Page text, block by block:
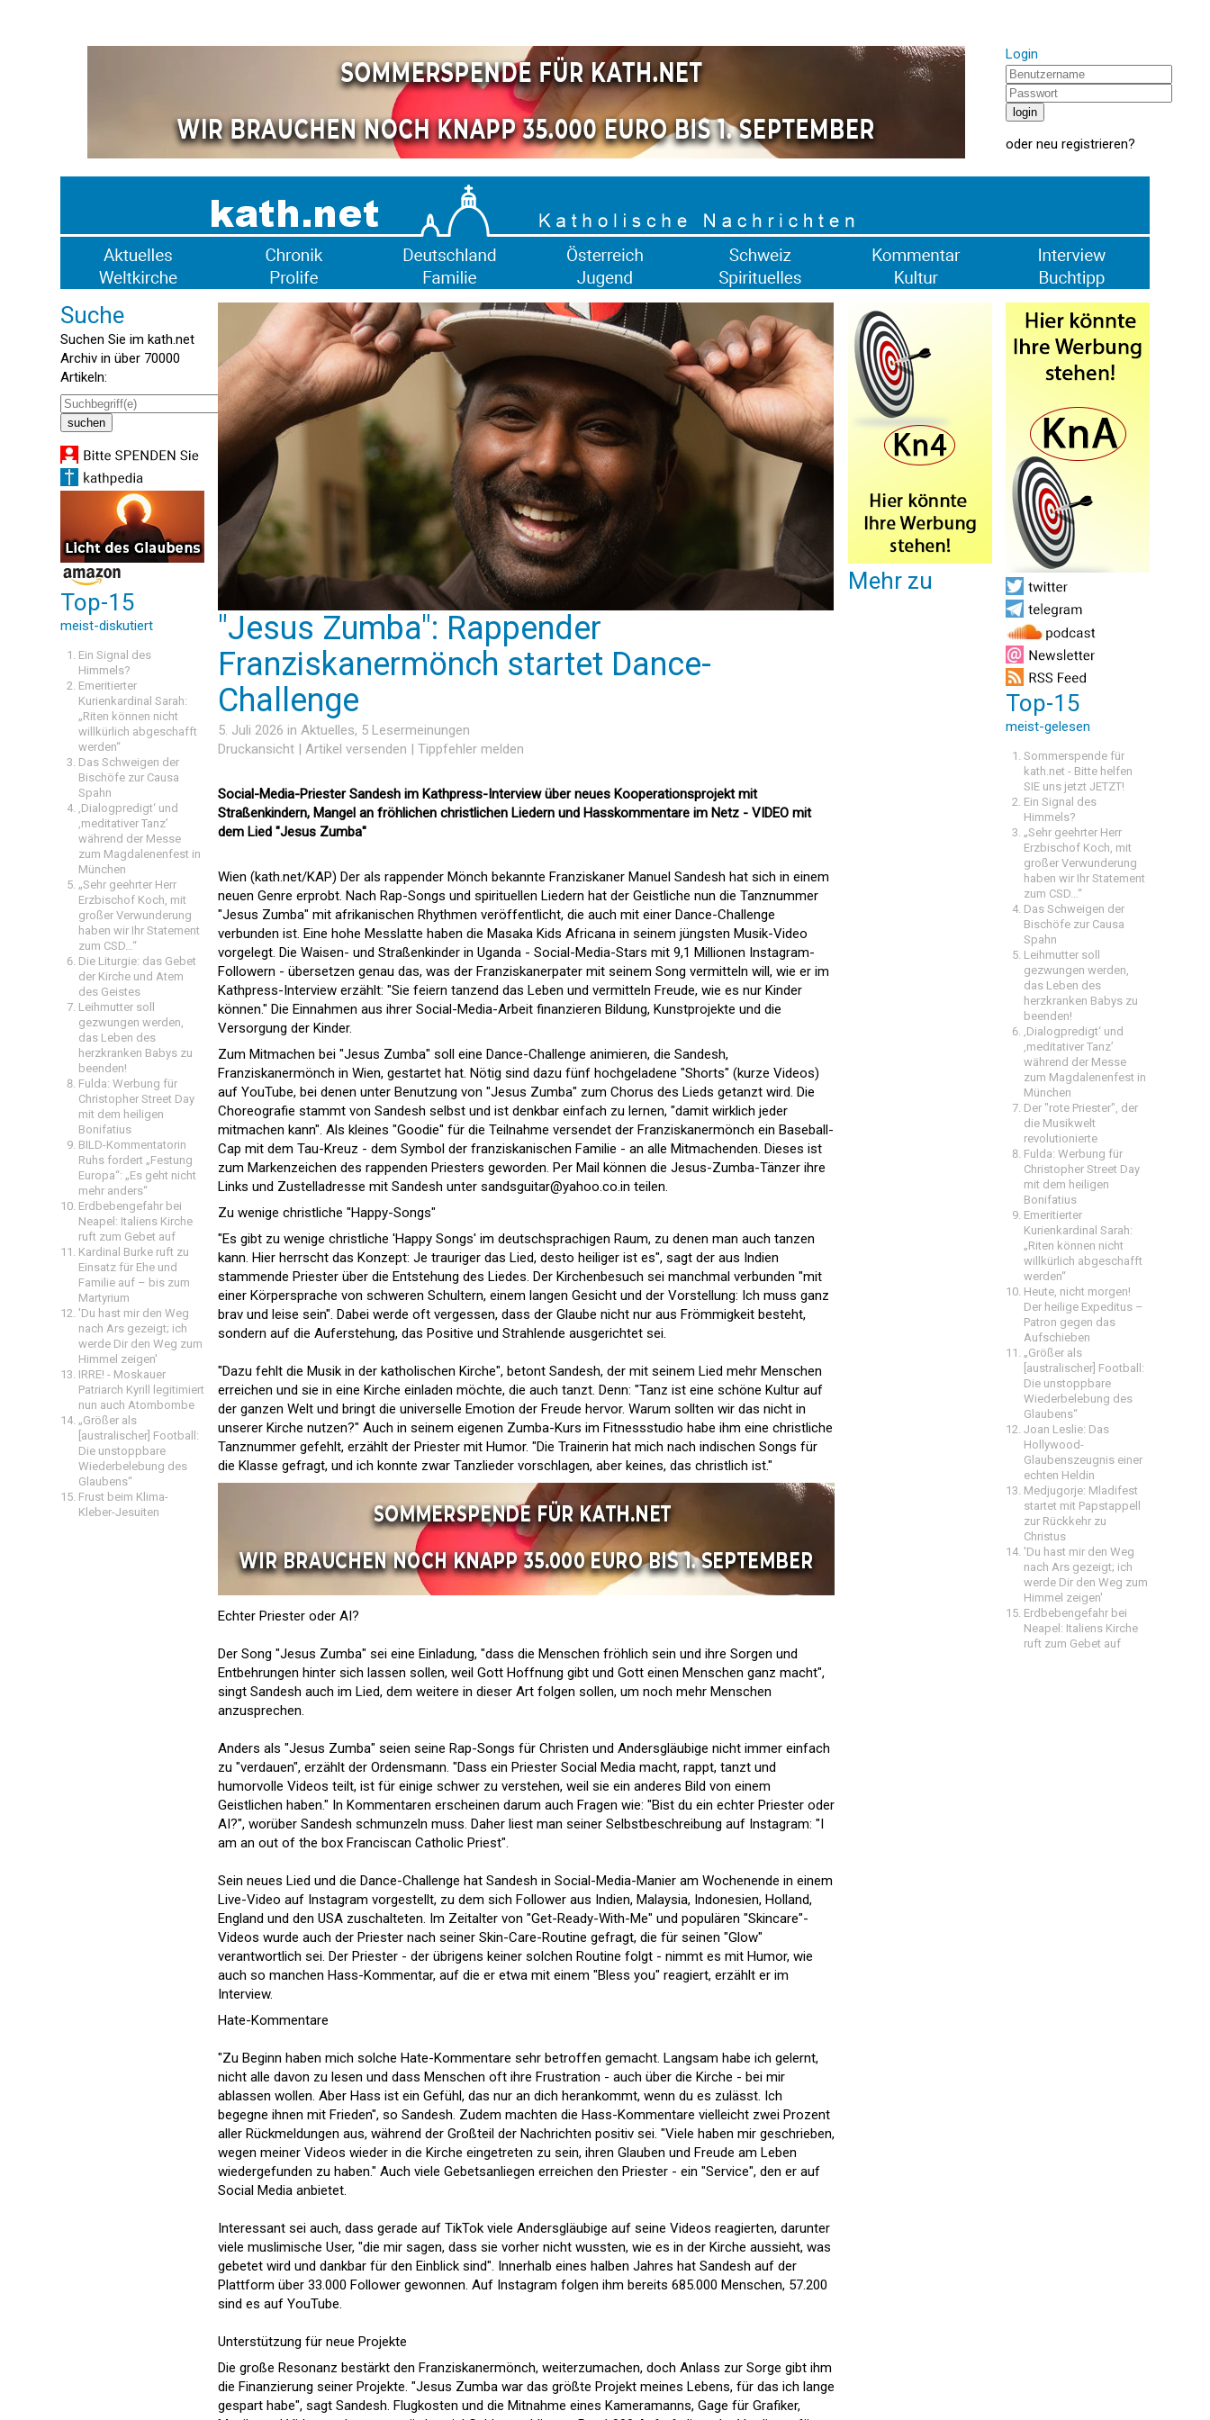
Login
oder neu registrieren?
Suche
Suchen Sie im kath.net
Archiv in über 70000
Artikeln:
Top-15
meist-diskutiert
Ein Signal des
Himmels?
Emeritierter
Kurienkardinal Sarah:
„Riten können nicht
willkürlich abgeschafft
werden“
Das Schweigen der
Bischöfe zur Causa
Spahn
‚Dialogpredigt‘ und
‚meditativer Tanz’
während der Messe
zum Magdalenenfest in
München
„Sehr geehrter Herr
Erzbischof Koch, mit
großer Verwunderung
haben wir Ihr Statement
zum CSD…“
Die Liturgie: das Gebet
der Kirche und Atem
des Geistes
Leihmutter soll
gezwungen werden,
das Leben des
herzkranken Babys zu
beenden!
Fulda: Werbung für
Christopher Street Day
mit dem heiligen
Bonifatius
BILD-Kommentatorin
Ruhs fordert „Festung
Europa“: „Es geht nicht
mehr anders“
Erdbebengefahr bei
Neapel: Italiens Kirche
ruft zum Gebet auf
Kardinal Burke ruft zu
Einsatz für Ehe und
Familie auf – bis zum
Martyrium
'Du hast mir den Weg
nach Ars gezeigt; ich
werde Dir den Weg zum
Himmel zeigen'
IRRE! - Moskauer
Patriarch Kyrill legitimiert
nun auch Atombombe
„Größer als
[australischer] Football:
Die unstoppbare
Wiederbelebung des
Glaubens“
Frust beim Klima-
Kleber-Jesuiten
"Jesus Zumba": Rappender
Franziskanermönch startet Dance-
Challenge
5. Juli 2026 in Aktuelles, 5 Lesermeinungen
Druckansicht | Artikel versenden | Tippfehler melden
Social-Media-Priester Sandesh im Kathpress-Interview über neues Kooperationsprojekt mit
Straßenkindern, Mangel an fröhlichen christlichen Liedern und Hasskommentare im Netz - VIDEO mit
dem Lied "Jesus Zumba"
Wien (kath.net/KAP) Der als rappender Mönch bekannte Franziskaner Manuel Sandesh hat sich in einem
neuen Genre erprobt. Nach Rap-Songs und spirituellen Liedern hat der Geistliche nun die Tanznummer
"Jesus Zumba" mit afrikanischen Rhythmen veröffentlicht, die auch mit einer Dance-Challenge
verbunden ist. Eine hohe Messlatte haben die Masaka Kids Africana in seinem jüngsten Musik-Video
vorgelegt. Die Waisen- und Straßenkinder in Uganda - Social-Media-Stars mit 9,1 Millionen Instagram-
Followern - übersetzen genau das, was der Franziskanerpater mit seinem Song vermitteln will, wie er im
Kathpress-Interview erzählt: "Sie feiern tanzend das Leben und vermitteln Freude, wie es nur Kinder
können." Die Einnahmen aus ihrer Social-Media-Arbeit finanzieren Bildung, Kunstprojekte und die
Versorgung der Kinder.
Zum Mitmachen bei "Jesus Zumba" soll eine Dance-Challenge animieren, die Sandesh,
Franziskanermönch in Wien, gestartet hat. Nötig sind dazu fünf hochgeladene "Shorts" (kurze Videos)
auf YouTube, bei denen unter Benutzung von "Jesus Zumba" zum Chorus des Lieds getanzt wird. Die
Choreografie stammt von Sandesh selbst und ist denkbar einfach zu lernen, "damit wirklich jeder
mitmachen kann". Als kleines "Goodie" für die Teilnahme versendet der Franziskanermönch ein Baseball-
Cap mit dem Tau-Kreuz - dem Symbol der franziskanischen Familie - an alle Mitmachenden. Dieses ist
zum Markenzeichen des rappenden Priesters geworden. Per Mail können die Jesus-Zumba-Tänzer ihre
Links und Zustelladresse mit Sandesh unter sandsguitar@yahoo.co.in teilen.
Zu wenige christliche "Happy-Songs"
"Es gibt zu wenige christliche 'Happy Songs' im deutschsprachigen Raum, zu denen man auch tanzen
kann. Hier herrscht das Konzept: Je trauriger das Lied, desto heiliger ist es", sagt der aus Indien
stammende Priester über die Entstehung des Liedes. Der Kirchenbesuch sei manchmal verbunden "mit
einer Körpersprache von schweren Schultern, einem langen Gesicht und der Vorstellung: Ich muss ganz
brav und leise sein". Dabei werde oft vergessen, dass der Glaube nicht nur aus Frömmigkeit besteht,
sondern auf die Auferstehung, das Positive und Strahlende ausgerichtet sei.
"Dazu fehlt die Musik in der katholischen Kirche", betont Sandesh, der mit seinem Lied mehr Menschen
erreichen und sie in eine Kirche einladen möchte, die auch tanzt. Denn: "Tanz ist eine schöne Kultur auf
der ganzen Welt und bringt die universelle Emotion der Freude hervor. Warum sollten wir das nicht in
unserer Kirche nutzen?" Auch in seinem eigenen Zumba-Kurs im Fitnessstudio habe ihm eine christliche
Tanznummer gefehlt, erzählt der Priester mit Humor. "Die Trainerin hat mich nach indischen Songs für
die Klasse gefragt, und ich konnte zwar Tanzlieder vorschlagen, aber keines, das christlich ist."
Echter Priester oder AI?
Der Song "Jesus Zumba" sei eine Einladung, "dass die Menschen fröhlich sein und ihre Sorgen und
Entbehrungen hinter sich lassen sollen, weil Gott Hoffnung gibt und Gott einen Menschen ganz macht",
singt Sandesh auch im Lied, dem weitere in dieser Art folgen sollen, um noch mehr Menschen
anzusprechen.
Anders als "Jesus Zumba" seien seine Rap-Songs für Christen und Andersgläubige nicht immer einfach
zu "verdauen", erzählt der Ordensmann. "Dass ein Priester Social Media macht, rappt, tanzt und
humorvolle Videos teilt, ist für einige schwer zu verstehen, weil sie ein anderes Bild von einem
Geistlichen haben." In Kommentaren erscheinen darum auch Fragen wie: "Bist du ein echter Priester oder
AI?", worüber Sandesh schmunzeln muss. Daher liest man seiner Selbstbeschreibung auf Instagram: "I
am an out of the box Franciscan Catholic Priest".
Sein neues Lied und die Dance-Challenge hat Sandesh in Social-Media-Manier am Wochenende in einem
Live-Video auf Instagram vorgestellt, zu dem sich Follower aus Indien, Malaysia, Indonesien, Holland,
England und den USA zuschalteten. Im Zeitalter von "Get-Ready-With-Me" und populären "Skincare"-
Videos wurde auch der Priester nach seiner Skin-Care-Routine gefragt, die für seinen "Glow"
verantwortlich sei. Der Priester - der übrigens keiner solchen Routine folgt - nimmt es mit Humor, wie
auch so manchen Hass-Kommentar, auf die er etwa mit einem "Bless you" reagiert, erzählt er im
Interview.
Hate-Kommentare
"Zu Beginn haben mich solche Hate-Kommentare sehr betroffen gemacht. Langsam habe ich gelernt,
nicht alle davon zu lesen und dass Menschen oft ihre Frustration - auch über die Kirche - bei mir
ablassen wollen. Aber Hass ist ein Gefühl, das nur an dich herankommt, wenn du es zulässt. Ich
begegne ihnen mit Frieden", so Sandesh. Zudem machten die Hass-Kommentare vielleicht zwei Prozent
aller Rückmeldungen aus, während der Großteil der Nachrichten positiv sei. "Viele haben mir geschrieben,
wegen meiner Videos wieder in die Kirche eingetreten zu sein, ihren Glauben und Freude am Leben
wiedergefunden zu haben." Auch viele Gebetsanliegen erreichen den Priester - ein "Service", den er auf
Social Media anbietet.
Interessant sei auch, dass gerade auf TikTok viele Andersgläubige auf seine Videos reagierten, darunter
viele muslimische User, "die mir sagen, dass sie vorher nicht wussten, wie es in der Kirche aussieht, was
gebetet wird und dankbar für den Einblick sind". Innerhalb eines halben Jahres hat Sandesh auf der
Plattform über 33.000 Follower gewonnen. Auf Instagram folgen ihm bereits 685.000 Menschen, 57.200
sind es auf YouTube.
Unterstützung für neue Projekte
Die große Resonanz bestärkt den Franziskanermönch, weiterzumachen, doch Anlass zur Sorge gibt ihm
die Finanzierung seiner Projekte. "Jesus Zumba war das größte Projekt meines Lebens, für das ich lange
gespart habe", sagt Sandesh. Flugkosten und die Mitnahme eines Kameramanns, Gage für Grafiker,
Mehr zu
Top-15
meist-gelesen
Sommerspende für
kath.net - Bitte helfen
SIE uns jetzt JETZT!
Ein Signal des
Himmels?
„Sehr geehrter Herr
Erzbischof Koch, mit
großer Verwunderung
haben wir Ihr Statement
zum CSD…“
Das Schweigen der
Bischöfe zur Causa
Spahn
Leihmutter soll
gezwungen werden,
das Leben des
herzkranken Babys zu
beenden!
‚Dialogpredigt‘ und
‚meditativer Tanz’
während der Messe
zum Magdalenenfest in
München
Der "rote Priester", der
die Musikwelt
revolutionierte
Fulda: Werbung für
Christopher Street Day
mit dem heiligen
Bonifatius
Emeritierter
Kurienkardinal Sarah:
„Riten können nicht
willkürlich abgeschafft
werden“
Heute, nicht morgen!
Der heilige Expeditus –
Patron gegen das
Aufschieben
„Größer als
[australischer] Football:
Die unstoppbare
Wiederbelebung des
Glaubens“
Joan Leslie: Das
Hollywood-
Glaubenszeugnis einer
echten Heldin
Medjugorje: Mladifest
startet mit Papstappell
zur Rückkehr zu
Christus
'Du hast mir den Weg
nach Ars gezeigt; ich
werde Dir den Weg zum
Himmel zeigen'
Erdbebengefahr bei
Neapel: Italiens Kirche
ruft zum Gebet auf